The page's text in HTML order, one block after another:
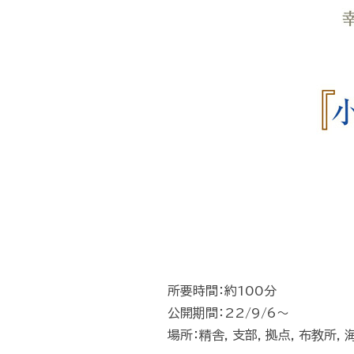
所要時間：約100分
公開期間：22/9/6～
場所：精舎, 支部, 拠点, 布教所,